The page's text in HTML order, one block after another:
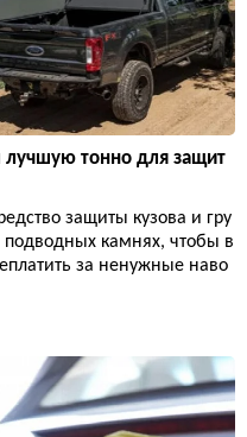
тонно для защит
защиты кузова и гру
подводных камнях, чтобы в
за ненужные наво